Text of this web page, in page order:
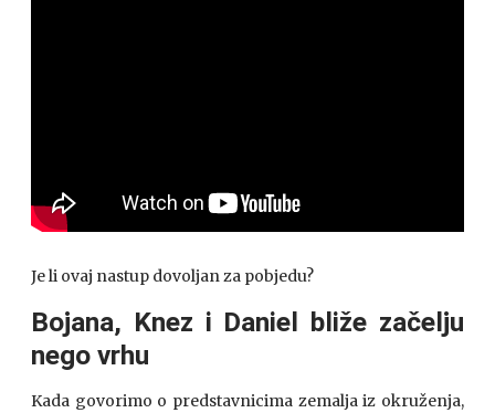
Je li ovaj nastup dovoljan za pobjedu?
Bojana, Knez i Daniel bliže začelju
nego vrhu
Kada govorimo o predstavnicima zemalja iz okruženja,